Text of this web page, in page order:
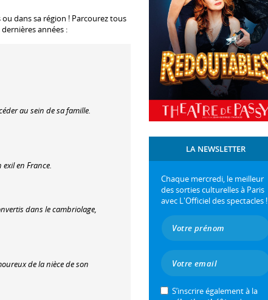
dans sa région ! Parcourez tous
années :
au sein de sa famille.
en France.
dans le cambriolage,
de la nièce de son
LA NEWSLETTER
Chaque mercredi, le meilleur
des sorties culturelles à Paris
avec L'Officiel des spectacles !
S’inscrire également à la